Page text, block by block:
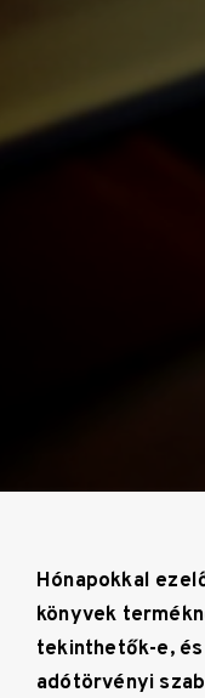
Hónapokkal
könyvek
tekinthetők-e,
adótörvényi